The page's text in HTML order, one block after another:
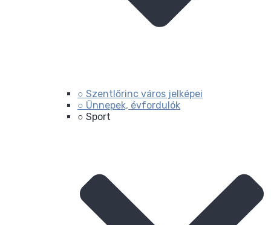
○ Szentlőrinc város jelképei
○ Ünnepek, évfordulók
○ Sport